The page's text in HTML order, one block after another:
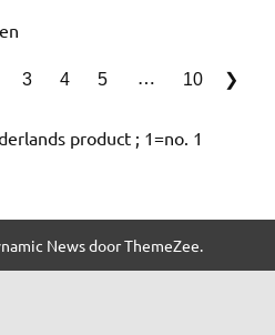
3 4 5 … 10 ❯
product ; 1=no. 1
News door ThemeZee.